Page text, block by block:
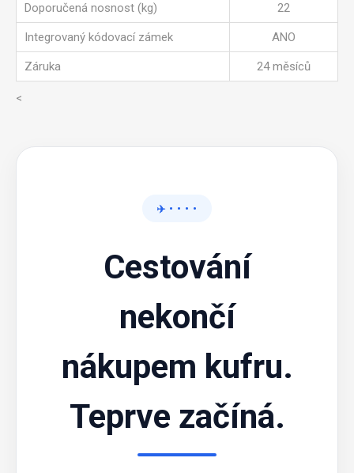
Doporučená nosnost (kg) 22
Integrovaný kódovací zámek ANO
Záruka 24 měsíců
<
✈️ • • • •
Cestování
nekončí
nákupem kufru.
Teprve začíná.